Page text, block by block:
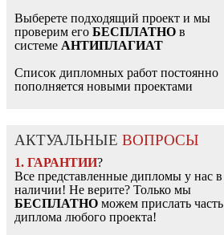
Выберете подходящий проект и мы
проверим его БЕСПЛАТНО в
системе АНТИПЛАГИАТ
Список дипломных работ постоянно
пополняется новыми проектами
АКТУАЛЬНЫЕ ВОПРОСЫ
1. ГАРАНТИИ?
Все представленные дипломы у нас в
наличии! Не верите? Только мы
БЕСПЛАТНО можем прислать часть
диплома любого проекта!